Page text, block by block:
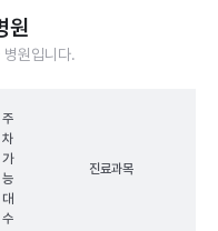
원
원입니다.
주
차
가
능
대
수
진료과목